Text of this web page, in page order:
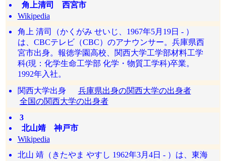
角上清司 西宮市
Wikipedia
角上 清司（かくがみ せいじ、1967年5月19日 - ）
は、CBCテレビ（CBC）のアナウンサー。兵庫県西
宮市出身。報徳学園高校、関西大学工学部材料工学
科(現：化学生命工学部 化学・物質工学科)卒業。
1992年入社。
関西大学出身 兵庫県出身の関西大学の出身者
全国の関西大学の出身者
3
北山靖 神戸市
Wikipedia
北山 靖（きたやま やすし 1962年3月4日 - ）は、東海